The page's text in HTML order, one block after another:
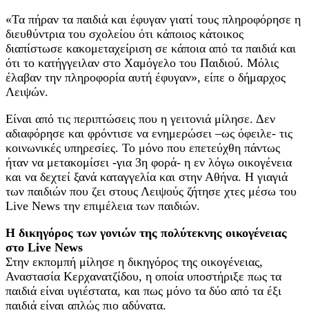
«Τα πήραν τα παιδιά και έφυγαν γιατί τους πληροφόρησε η
διευθύντρια του σχολείου ότι κάποιος κάτοικος
διαπίστωσε κακομεταχείριση σε κάποια από τα παιδιά και
ότι το κατήγγειλαν στο Χαμόγελο του Παιδιού. Μόλις
έλαβαν την πληροφορία αυτή έφυγαν», είπε ο δήμαρχος
Λειψών.
Είναι από τις περιπτώσεις που η γειτονιά μίλησε. Δεν
αδιαφόρησε και φρόντισε να ενημερώσει –ως όφειλε- τις
κοινωνικές υπηρεσίες. Το μόνο που επετεύχθη πάντως
ήταν να μετακομίσει -για 3η φορά- η εν λόγω οικογένεια
και να δεχτεί ξανά καταγγελία και στην Αθήνα. Η γιαγιά
των παιδιών που ζει στους Λειψούς ζήτησε χτες μέσω του
Live News την επιμέλεια των παιδιών.
Η δικηγόρος των γονιών της πολύτεκνης οικογένειας
στο Live News
Στην εκπομπή μίλησε η δικηγόρος της οικογένειας,
Αναστασία Κερχανατζίδου, η οποία υποστήριξε πως τα
παιδιά είναι υγιέστατα, και πως μόνο τα δύο από τα έξι
παιδιά είναι απλώς πιο αδύνατα.